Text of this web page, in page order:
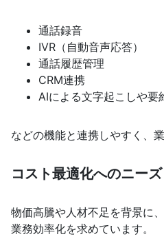
通話録音
IVR（自動音声応答）
通話履歴管理
CRM連携
AIによる文字起こしや要
などの機能と連携しやすく、
コスト最適化へのニーズ
物価高騰や人材不足を背景に
業務効率化を求めています。